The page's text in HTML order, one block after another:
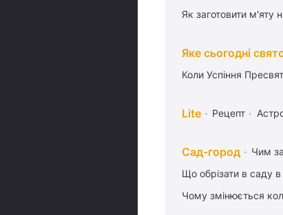
Як заготовити м'яту
Яке сьогодні
Коли Успіння
Lite Рецепт
Сад-город Чим
Що обрізати в саду в
Чому змінюється